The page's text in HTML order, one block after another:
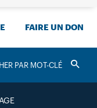
FAIRE UN DON
Valider